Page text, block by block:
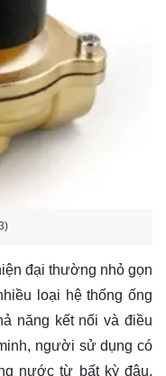
đại thường nhỏ gọn
loại hệ thống ống
năng kết nối và điều
người sử dụng có
nước từ bất kỳ đâu.